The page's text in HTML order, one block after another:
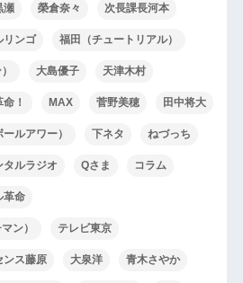
瀬 榮倉奈々 次長課長河本
リンゴ 福田（チュートリアル）
大島優子 天津木村
！ MAX 菅野美穂 田中将大
ルアワー） 下ネタ ねづっち
タルラジオ Qさま コラム
革命
ン） テレビ東京
ンス藤原 大泉洋 青木さやか